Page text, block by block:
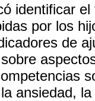
identificar
por los
de
ansiedad,